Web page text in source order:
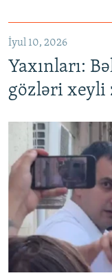
İyul 10, 2026
Yaxınları:
gözləri xeyli